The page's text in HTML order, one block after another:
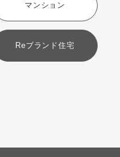
マンション
Reブランド住宅